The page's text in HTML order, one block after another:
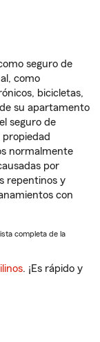
seguro de
como
bicicletas,
su apartamento
seguro de
normalmente
por
repentinos y
con
completa de la
. ¡Es rápido y